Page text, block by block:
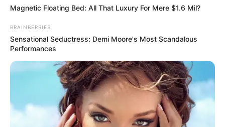
અમારી યુટ્યુબ ચેનલ ને Subscribe કરો
Latest News
અમદાવાદમાં મેયરને જોતા જ 3 દિવસથી પાણીમાં
રહેલા લોકોનો બાટલો ફાટ્યો
2 weeks ago
Magnetic Floating Bed: All That Luxury For Mere $1.6 Mil?
BRAINBERRIES
Sensational Seductress: Demi Moore's Most Scandalous
Performances